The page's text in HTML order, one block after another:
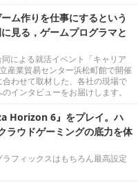
ム作りを仕事にするという
見る，ゲームプログラマと
による就活イベント「キャリア
産業貿易センター浜松町館で開催
わせて取材した、各社の現場で
インタビューをお届けします。
Horizon 6』をプレイ。ハ
ラウドゲーミングの底力を体
フィックスはもちろん最高設定